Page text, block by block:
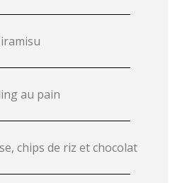
au pain
chips de riz et chocolat